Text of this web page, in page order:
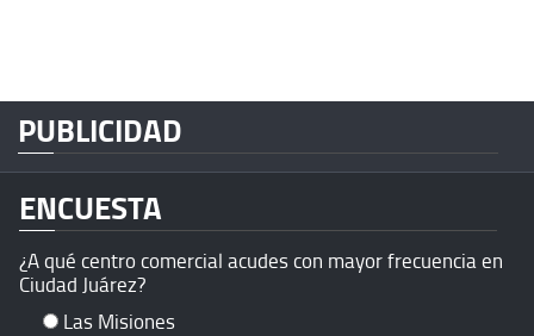
PUBLICIDAD
ENCUESTA
¿A qué centro comercial acudes con mayor frecuencia en
Ciudad Juárez?
Las Misiones